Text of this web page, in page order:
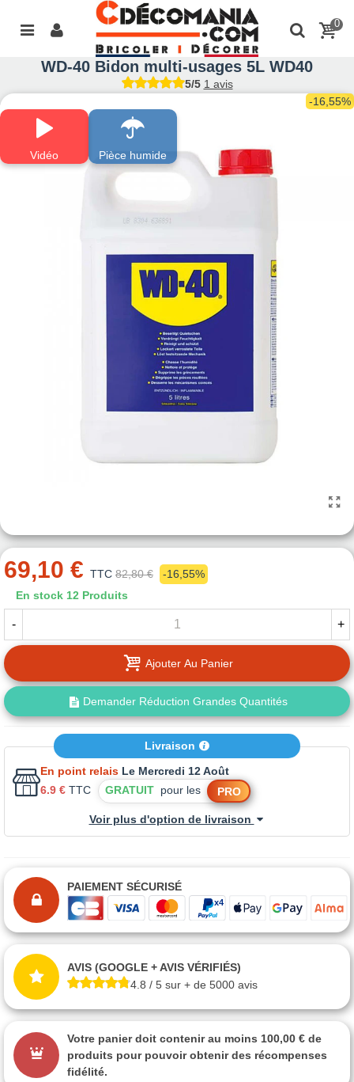
0
WD-40 Bidon multi-usages 5L WD40
5/5 1 avis
Vidéo Pièce humide
-16,55%
69,10 € TTC 82,80 €
-16,55%
En stock 12 Produits
- +
Ajouter Au Panier
Demander Réduction Grandes Quantités
Livraison
En point relais Le Mercredi 12 Août
6.9 € TTC GRATUIT pour les PRO
Voir plus d'option de livraison
PAIEMENT SÉCURISÉ
AVIS (GOOGLE + AVIS VÉRIFIÉS)
4.8 / 5 sur + de 5000 avis
Votre panier doit contenir au moins 100,00 € de
produits pour pouvoir obtenir des récompenses
fidélité.